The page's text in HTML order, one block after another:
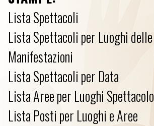
Lista Spettacoli
Lista Spettacoli per Luoghi delle
Manifestazioni
Lista Spettacoli per Data
Lista Aree per Luoghi Spettacolo
Lista Posti per Luoghi e Aree